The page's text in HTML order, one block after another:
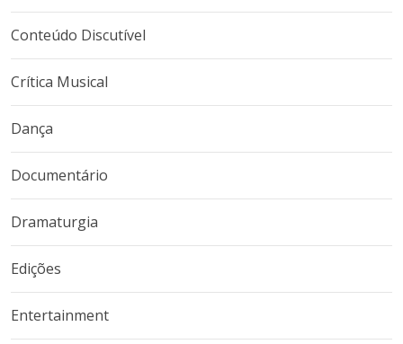
Conteúdo Discutível
Crítica Musical
Dança
Documentário
Dramaturgia
Edições
Entertainment